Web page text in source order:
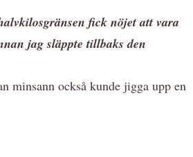
fick nöjet att vara
jag släppte tillbaks den
minsann också kunde jigga upp en